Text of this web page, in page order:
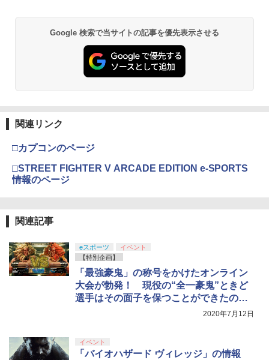
Google 検索で当サイトの記事を優先表示させる
関連リンク
□カプコンのページ
□STREET FIGHTER V ARCADE EDITION e-SPORTS
情報のページ
関連記事
eスポーツ
イベント
【特別企画】
「最強豪鬼」の称号をかけたオンライン
大会が勃発！ 現役の“全一豪鬼”ときど
選手はその面子を保つことができたの
2020年7月12日
イベント
「バイオハザード ヴィレッジ」の情報